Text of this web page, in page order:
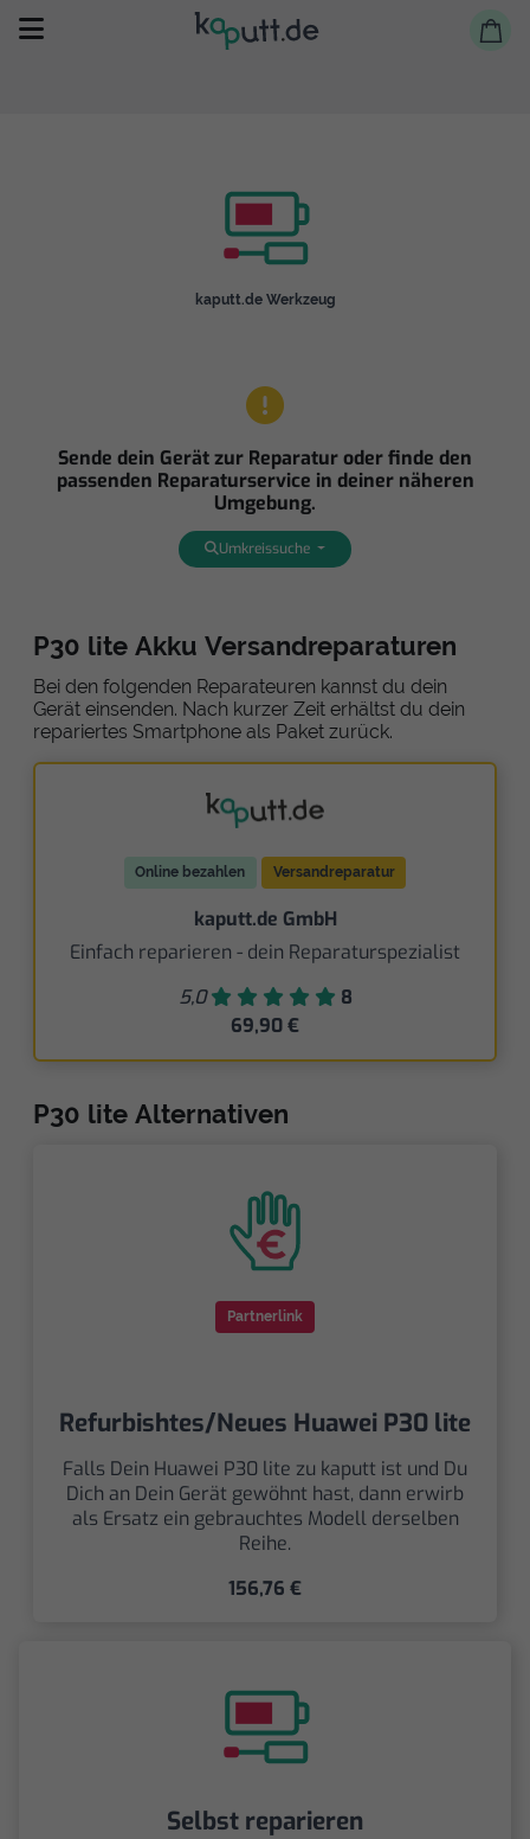
Selbst reparieren
kaputt.de Werkzeug
Sende dein Gerät zur Reparatur oder finde den
passenden Reparaturservice in deiner näheren
Umgebung.
Umkreissuche
P30 lite Akku Versandreparaturen
Bei den folgenden Reparateuren kannst du dein
Gerät einsenden. Nach kurzer Zeit erhältst du dein
repariertes Smartphone als Paket zurück.
Online bezahlen Versandreparatur
kaputt.de GmbH
Einfach reparieren - dein Reparaturspezialist
5,0
8
69,90 €
P30 lite Alternativen
Partnerlink
Refurbishtes/Neues Huawei P30 lite
Falls Dein Huawei P30 lite zu kaputt ist und Du
Dich an Dein Gerät gewöhnt hast, dann erwirb
als Ersatz ein gebrauchtes Modell derselben
Reihe.
156,76 €
Selbst reparieren